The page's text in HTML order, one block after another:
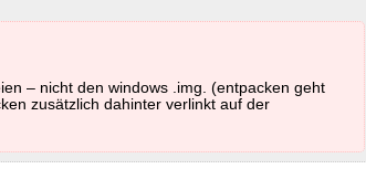
– nicht den windows .img. (entpacken geht
zusätzlich dahinter verlinkt auf der